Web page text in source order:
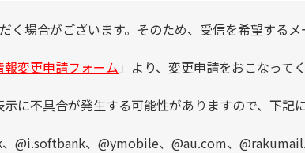
場合がございます。そのため、受信を希望するメ
報変更申請フォーム 」より、変更申請をおこなって
に不具合が発生する可能性がありますので、下記
@i.softbank、@ymobile、@au.com、